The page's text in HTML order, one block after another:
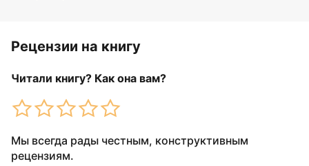
Рецензии на книгу
Читали книгу? Как она вам?
Мы всегда рады честным, конструктивным
рецензиям.